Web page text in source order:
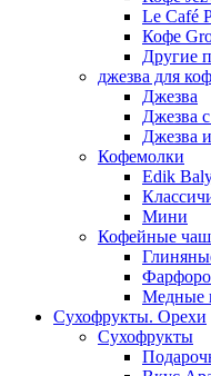
Le Café
Кофе
Другие
джезва для
Джезва
Джезва
Джезва
Кофемолки
Edik
Мини
Кофейные
Медные
Сухофрукты. Орехи
Сухофрукты